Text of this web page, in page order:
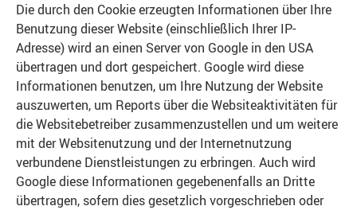
Die durch den Cookie erzeugten Informationen über Ihre
Benutzung dieser Website (einschließlich Ihrer IP-
Adresse) wird an einen Server von Google in den USA
übertragen und dort gespeichert. Google wird diese
Informationen benutzen, um Ihre Nutzung der Website
auszuwerten, um Reports über die Websiteaktivitäten für
die Websitebetreiber zusammenzustellen und um weitere
mit der Websitenutzung und der Internetnutzung
verbundene Dienstleistungen zu erbringen. Auch wird
Google diese Informationen gegebenenfalls an Dritte
übertragen, sofern dies gesetzlich vorgeschrieben oder